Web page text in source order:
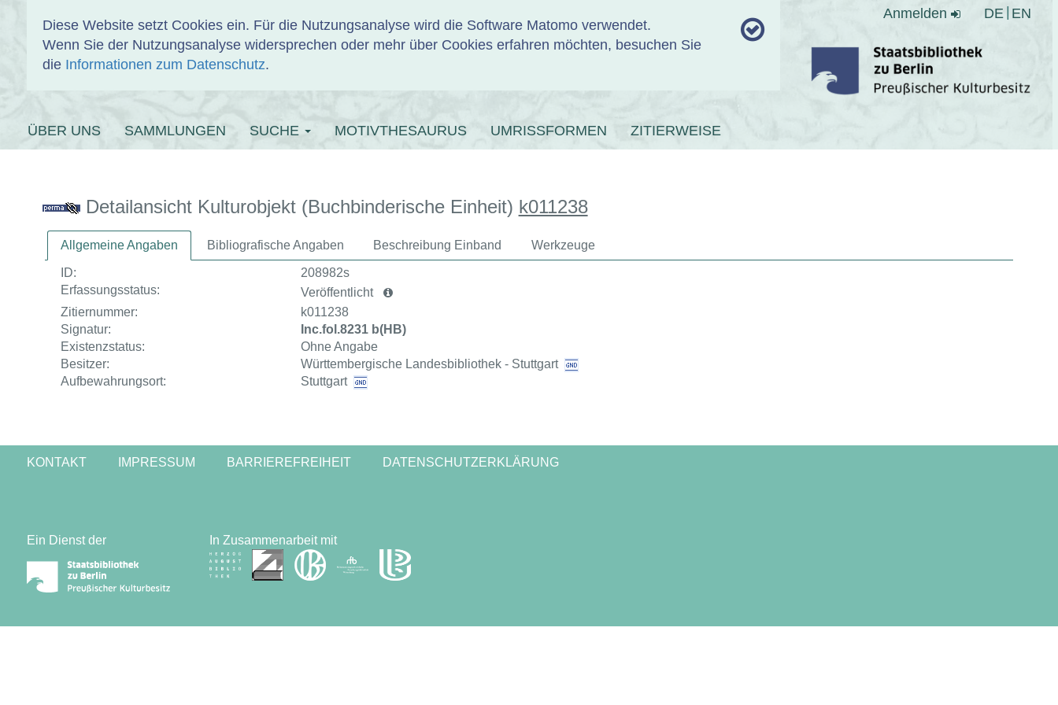
Diese Website setzt Cookies ein. Für die Nutzungsanalyse wird die Software Matomo verwendet.
Wenn Sie der Nutzungsanalyse widersprechen oder mehr über Cookies erfahren möchten, besuchen Sie
die Informationen zum Datenschutz.
Anmelden DE EN
EINBANDDATENBANK
ÜBER UNS SAMMLUNGEN SUCHE MOTIVTHESAURUS UMRISSFORMEN ZITIERWEISE
Detailansicht Kulturobjekt (Buchbinderische Einheit) k011238
Allgemeine Angaben Bibliografische Angaben Beschreibung Einband Werkzeuge
ID:
208982s
Erfassungsstatus:
Veröffentlicht
Zitiernummer:
k011238
Signatur:
Inc.fol.8231 b(HB)
Existenzstatus:
Ohne Angabe
Besitzer:
Württembergische Landesbibliothek - Stuttgart
Aufbewahrungsort:
Stuttgart
KONTAKT IMPRESSUM BARRIEREFREIHEIT DATENSCHUTZERKLÄRUNG
Ein Dienst der In Zusammenarbeit mit